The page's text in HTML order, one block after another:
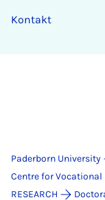
Kon­takt
Paderborn University
Centre for Vocational
RESEARCH